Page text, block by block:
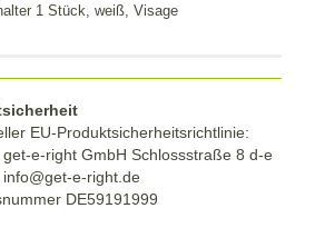
1 Stück, weiß, Visage
EU-Produktsicherheitsrichtlinie:
get-e-right GmbH Schlossstraße 8 d-e
e-right.de
DE59191999